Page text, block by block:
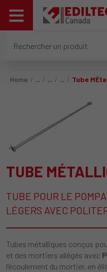
Home Tube
TUBE
TUBE POUR LE
LÉGERS AVEC
Tubes métalliques conçus
et des mortiers allégés avec
l’écoulement du mortier, en